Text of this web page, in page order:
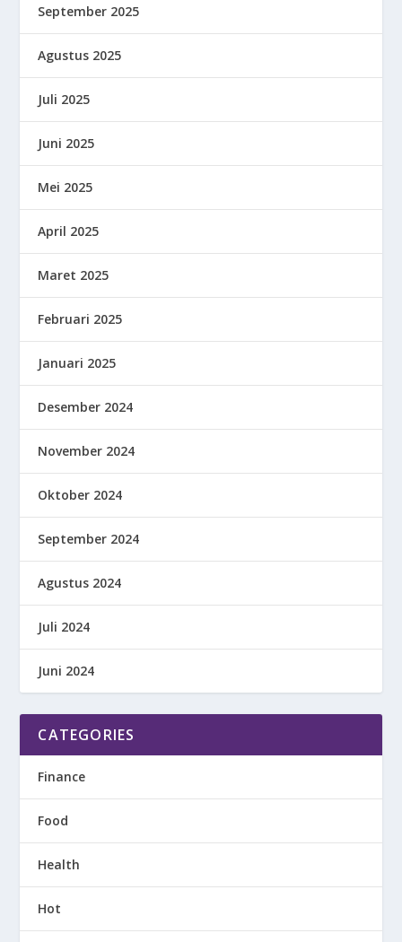
September 2025
Agustus 2025
Juli 2025
Juni 2025
Mei 2025
April 2025
Maret 2025
Februari 2025
Januari 2025
Desember 2024
November 2024
Oktober 2024
September 2024
Agustus 2024
Juli 2024
Juni 2024
CATEGORIES
Finance
Food
Health
Hot